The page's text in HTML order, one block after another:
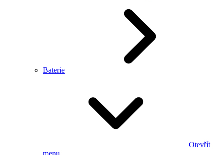
Baterie
Otevřít
menu